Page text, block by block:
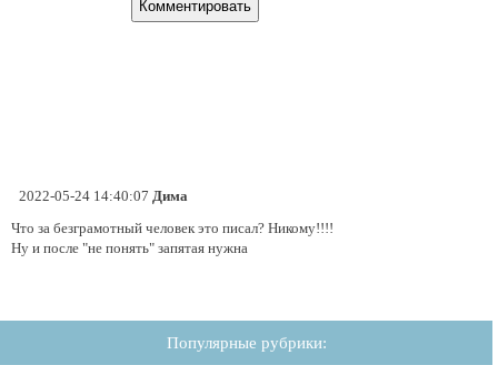
2022-05-24 14:40:07 Дима
Что за безграмотный человек это писал? Никому!!!!
Ну и после "не понять" запятая нужна
Популярные рубрики: